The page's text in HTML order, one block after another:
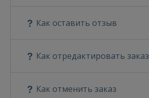
Как оставить отзыв
Как отредактировать заказ
Как отменить заказ